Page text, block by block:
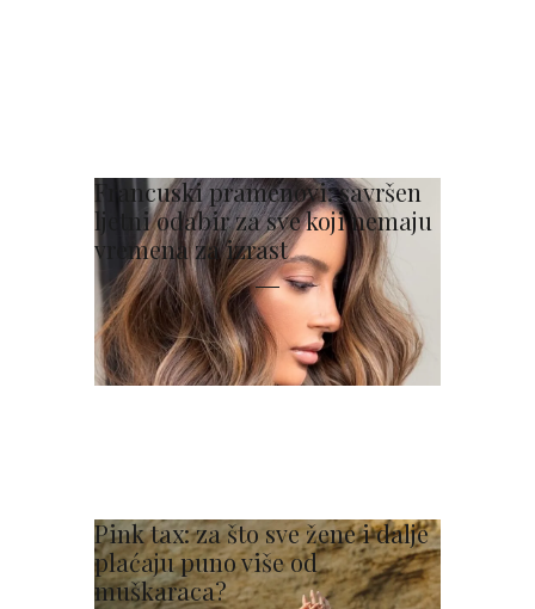
Francuski pramenovi: savršen
ljetni odabir za sve koji nemaju
vremena za izrast
Pink tax: za što sve žene i dalje
plaćaju puno više od
muškaraca?